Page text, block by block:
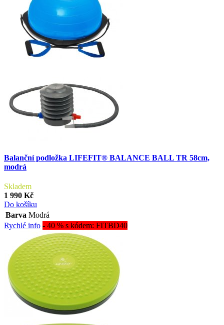
Balanční podložka LIFEFIT® BALANCE BALL TR 58cm,
modrá
Skladem
1 990 Kč
Do košíku
Barva Modrá
Rychlé info - 40 % s kódem: FITBD40